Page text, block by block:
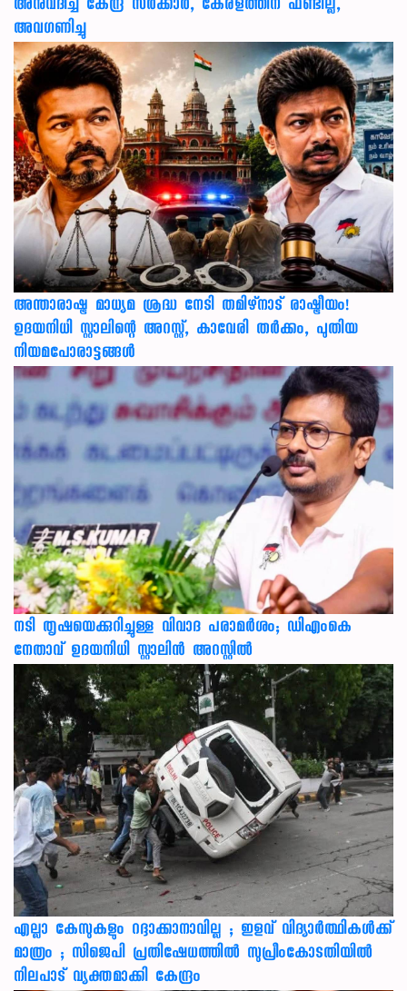
അനുവദിച്ച് കേന്ദ്ര സര്‍ക്കാര്‍, കേരളത്തിന് ഫണ്ടില്ല,
അവഗണിച്ചു
അന്താരാഷ്ട്ര മാധ്യമ ശ്രദ്ധ നേടി തമിഴ്‌നാട് രാഷ്ട്രീയം!
ഉദയനിധി സ്റ്റാലിന്റെ അറസ്റ്റ്, കാവേരി തർക്കം, പുതിയ
നിയമപോരാട്ടങ്ങൾ
നടി തൃഷയെക്കുറിച്ചുള്ള വിവാദ പരാമർശം; ഡിഎംകെ
നേതാവ് ഉദയനിധി സ്റ്റാലിൻ അറസ്റ്റിൽ
എല്ലാ കേസുകളും റദ്ദാക്കാനാവില്ല ; ഇളവ് വിദ്യാർത്ഥികൾക്ക്
മാത്രം ; സിജെപി പ്രതിഷേധത്തിൽ സുപ്രീംകോടതിയിൽ
നിലപാട് വ്യക്തമാക്കി കേന്ദ്രം